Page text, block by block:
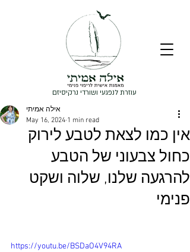
עוזרת לנפגעי ושורדי נרקיסיזם
אין כמו לצאת לטבע לירוק
כחול צבעוני של הטבע
להרגעה שלנו, שלוה ושקט
פנימי
אילה אמיתי
May 16, 2024 1 min read
https://youtu.be/BSDaO4V94RA